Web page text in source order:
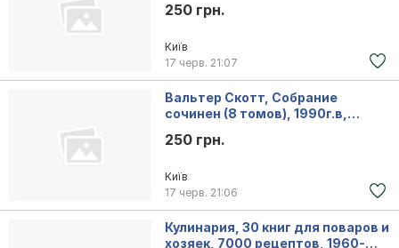
250 грн.
Київ
17 черв. 21:07
Вальтер Скотт, Собрание
сочинен (8 томов), 1990г.в,
250 грн.
Київ
17 черв. 21:06
Кулинария, 30 книг для поваров и
хозяек, 7000 рецептов, 1960-